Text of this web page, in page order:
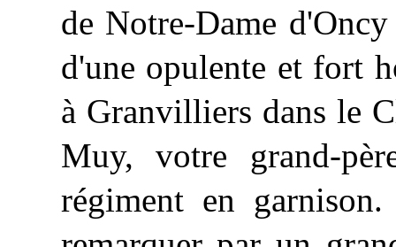
de Notre-Dame
d'une opulente et fort
à Granvilliers dans le
Muy, votre grand-
régiment en